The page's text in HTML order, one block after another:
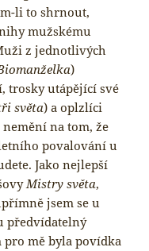
li to shrnout,
mužskému
z jednotlivých
)
trosky utápějící své
světa) a oplzlíci
nemění na tom, že
povalování u
Jako nejlepší
Mistry světa,
jsem se u
předvídatelný
mě byla povídka